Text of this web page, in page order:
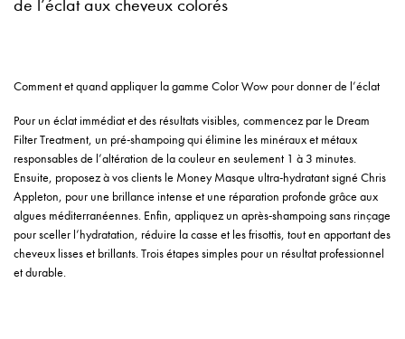
de l’éclat aux cheveux colorés
Comment et quand appliquer la gamme Color Wow pour donner de l’éclat
Pour un éclat immédiat et des résultats visibles, commencez par le Dream
Filter Treatment, un pré-shampoing qui élimine les minéraux et métaux
responsables de l’altération de la couleur en seulement 1 à 3 minutes.
Ensuite, proposez à vos clients le Money Masque ultra-hydratant signé Chris
Appleton, pour une brillance intense et une réparation profonde grâce aux
algues méditerranéennes. Enfin, appliquez un après-shampoing sans rinçage
pour sceller l’hydratation, réduire la casse et les frisottis, tout en apportant des
cheveux lisses et brillants. Trois étapes simples pour un résultat professionnel
et durable.